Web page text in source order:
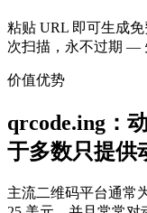
粘贴 URL 即可生成
次扫描，永不过期 —
价值优势
qrcode.ing：
于多数只提供
主流二维码平台通常